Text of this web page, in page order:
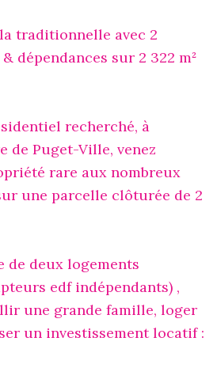
traditionnelle avec 2
dépendances sur 2 322 m²
recherché, à
de Puget-Ville, venez
rare aux nombreux
une parcelle clôturée de 2
de deux logements
edf indépendants) ,
une grande famille, loger
un investissement locatif :